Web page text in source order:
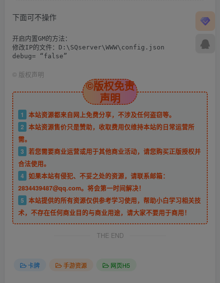
下面可不操作
开启内置GM的方法：
修改IP的文件：D:\SQserver\WWW\config.json
© 版权声明
©版权免责
声明
1
本站资源都来自网上免费分享，不涉及任何盗窃等。
2 本站资源售价只是赞助，收取费用仅维持本站的日常运营所
需。
3 若您需要商业运营或用于其他商业活动，请您购买正版授权并
合法使用。
4 如果本站有侵犯、不妥之处的资源，请联系邮箱：
2834439487@qq.com。将会第一时间解决！
5 本站提供的所有资源仅供参考学习使用，帮助小白学习相关技
术，不存在任何商业目的与商业用途，请大家不要用于商用！
THE END
卡牌 手游资源 网页H5